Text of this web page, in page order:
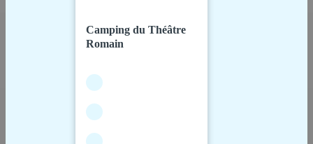
Camping du Théâtre
Romain